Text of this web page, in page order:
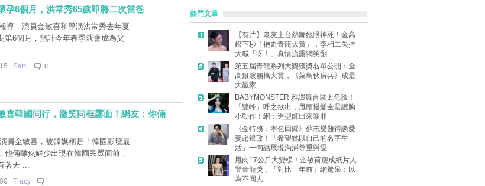
孕6個月，洪常秀65歲即將二次當爸
導，演員金敏喜和導演洪常秀去年夏
第6個月，預計今年春季就會成為父
Sani 11
喜韓國同行，微笑同框露面！網友：你倆
員金敏喜，被韓媒稱是「韓國影壇最
他倆雖然鮮少出現在韓國民眾面前，
著天 ...
Tracy
熱門文章
【有片】老友上台熱舞她眼神死！金高
銀下秒「抱走青龍大賞」，李相二失控
大喊「呀！」真情流露網笑翻
第五屆青龍系列大獎獲獎名單公開：金
高銀淚崩擒大賞，《菜鳥伙房兵》成最
大贏家
BABYMONSTER 雅譞舞台裝太危險！
「雙峰」呼之欲出，甩頭撥髮全是護胸
小動作！網：造型師出來謝罪
《金特務：本色回歸》蘇志燮難得談愛
妻趙銀政！「希望她以自己的名字生
活」一句話展現滿滿尊重與愛
甩肉17公斤大變樣！金敏荷瘦成紙片人
登青龍獎，「對比一年前」網驚呆：以
為不同人